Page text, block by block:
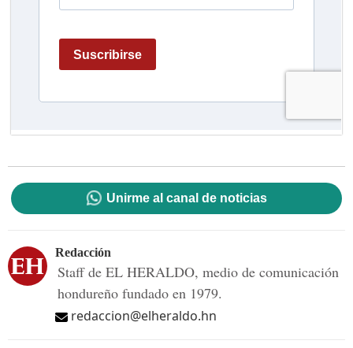
Unirme al canal de noticias
Redacción
Staff de EL HERALDO, medio de comunicación
hondureño fundado en 1979.
redaccion@elheraldo.hn